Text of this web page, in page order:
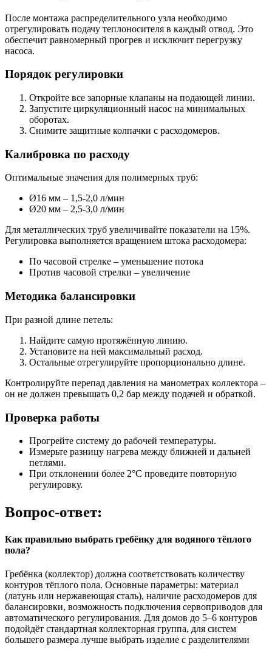
После монтажа распределительного узла необходимо
отрегулировать подачу теплоносителя в каждый отвод. Это
обеспечит равномерный прогрев и исключит перегрузку
насоса.
Порядок регулировки
Откройте все запорные клапаны на подающей линии.
Запустите циркуляционный насос на минимальных
оборотах.
Снимите защитные колпачки с расходомеров.
Калибровка по расходу
Оптимальные значения для полимерных труб:
Ø16 мм – 1,5-2,0 л/мин
Ø20 мм – 2,5-3,0 л/мин
Для металлических труб увеличивайте показатели на 15%.
Регулировка выполняется вращением штока расходомера:
По часовой стрелке – уменьшение потока
Против часовой стрелки – увеличение
Методика балансировки
При разной длине петель:
Найдите самую протяжённую линию.
Установите на ней максимальный расход.
Остальные отрегулируйте пропорционально длине.
Контролируйте перепад давления на манометрах коллектора –
он не должен превышать 0,2 бар между подачей и обраткой.
Проверка работы
Прогрейте систему до рабочей температуры.
Измерьте разницу нагрева между ближней и дальней
петлями.
При отклонении более 2°C проведите повторную
регулировку.
Вопрос-ответ:
Как правильно выбрать гребёнку для водяного тёплого
пола?
Гребёнка (коллектор) должна соответствовать количеству
контуров тёплого пола. Основные параметры: материал
(латунь или нержавеющая сталь), наличие расходомеров для
балансировки, возможность подключения сервоприводов для
автоматического регулирования. Для домов до 5–6 контуров
подойдёт стандартная коллекторная группа, для систем
большего размера лучше выбрать изделие с разделителями